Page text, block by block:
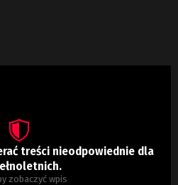
treści nieodpowiednie dla
zobaczyć wpis